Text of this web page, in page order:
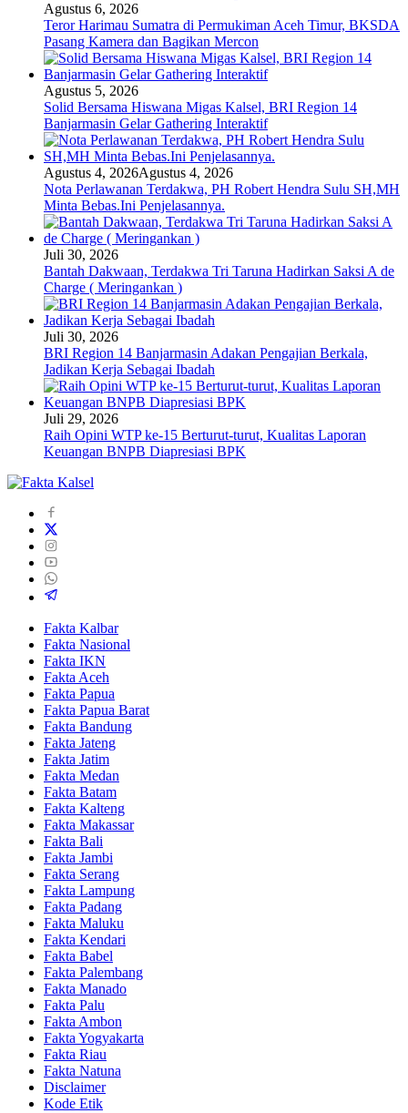
Agustus 6, 2026
Teror Harimau Sumatra di Permukiman Aceh Timur, BKSDA
Pasang Kamera dan Bagikan Mercon
Agustus 5, 2026
Solid Bersama Hiswana Migas Kalsel, BRI Region 14
Banjarmasin Gelar Gathering Interaktif
Agustus 4, 2026Agustus 4, 2026
Nota Perlawanan Terdakwa, PH Robert Hendra Sulu SH,MH
Minta Bebas.Ini Penjelasannya.
Juli 30, 2026
Bantah Dakwaan, Terdakwa Tri Taruna Hadirkan Saksi A de
Charge ( Meringankan )
Juli 30, 2026
BRI Region 14 Banjarmasin Adakan Pengajian Berkala,
Jadikan Kerja Sebagai Ibadah
Juli 29, 2026
Raih Opini WTP ke-15 Berturut-turut, Kualitas Laporan
Keuangan BNPB Diapresiasi BPK
Fakta Kalbar
Fakta Nasional
Fakta IKN
Fakta Aceh
Fakta Papua
Fakta Papua Barat
Fakta Bandung
Fakta Jateng
Fakta Jatim
Fakta Medan
Fakta Batam
Fakta Kalteng
Fakta Makassar
Fakta Bali
Fakta Jambi
Fakta Serang
Fakta Lampung
Fakta Padang
Fakta Maluku
Fakta Kendari
Fakta Babel
Fakta Palembang
Fakta Manado
Fakta Palu
Fakta Ambon
Fakta Yogyakarta
Fakta Riau
Fakta Natuna
Disclaimer
Kode Etik